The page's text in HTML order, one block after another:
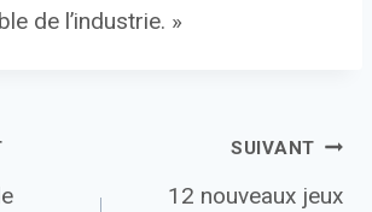
de l’industrie. »
SUIVANT
12 nouveaux jeux